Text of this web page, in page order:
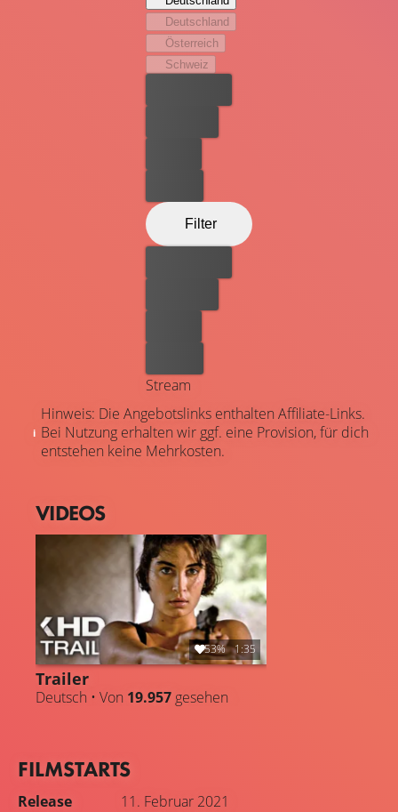
Zombies überrannt. Der Kampf ums Überleben beginnt.
Deutschland
Österreich
Schweiz
Filter
Stream
Hinweis: Die Angebotslinks enthalten Affiliate-Links.
Bei Nutzung erhalten wir ggf. eine Provision, für dich
entstehen keine Mehrkosten.
VIDEOS
53% 1:35
Trailer
Deutsch • Von 19.957 gesehen
FILMSTARTS
Release 11. Februar 2021